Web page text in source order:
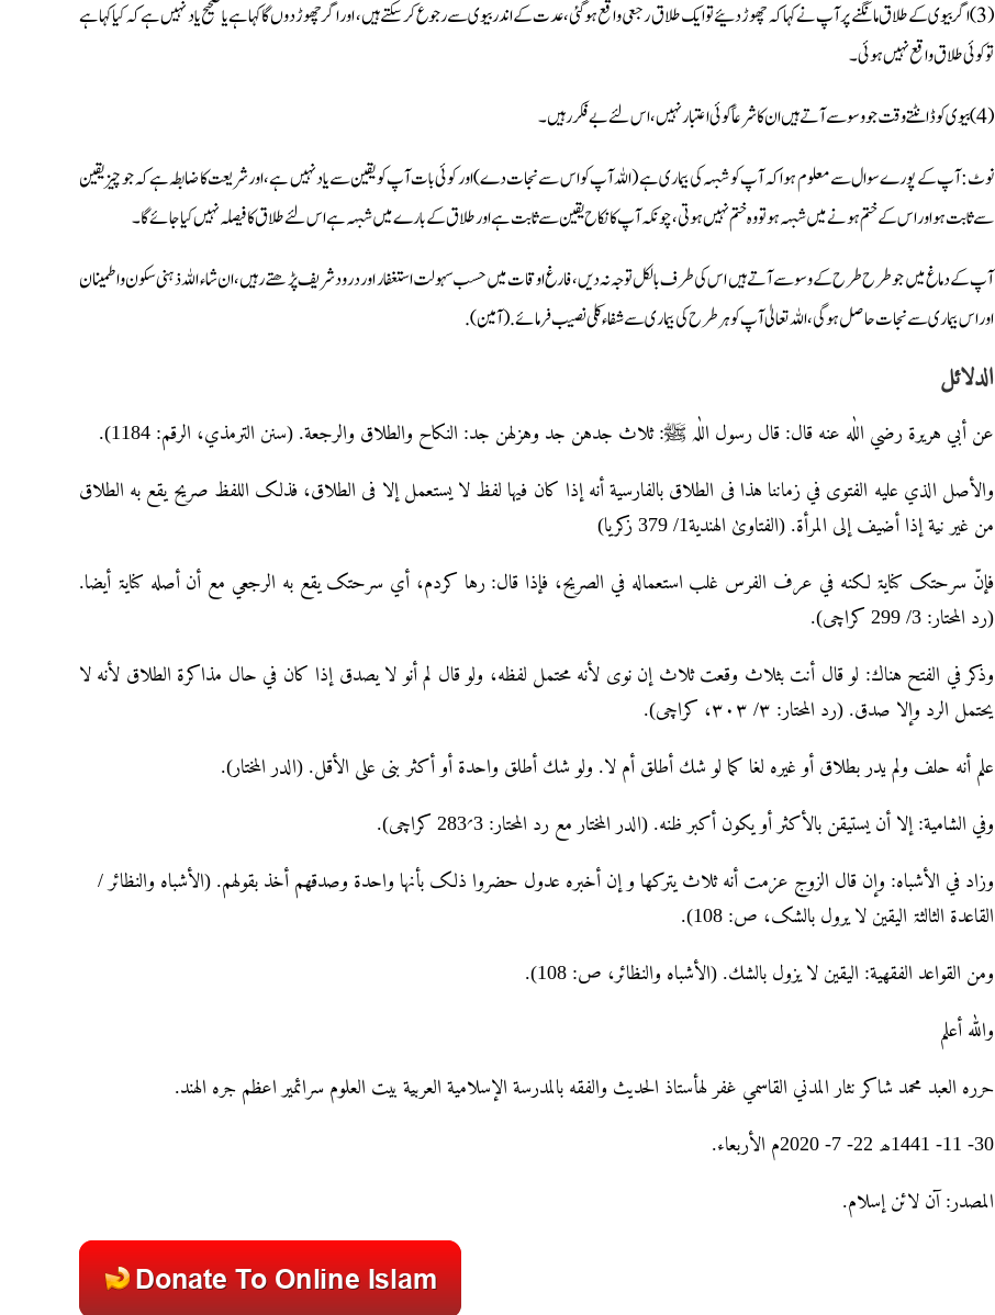
(3) اگر بیوی کے طلاق مانگنے پر آپ نے کہا کہ چھوڑ دئیے تو ایک طلاق رجعی واقع ہوگئی، عدت کے اندر بیوی سے رجوع کرسکتے ہیں، اور اگر چھوڑ دوں گا کہا ہے یا صحیح یاد نہیں ہے کہ کیا کہا ہے
تو کوئی طلاق واقع نہیں ہوئی۔
(4) بیوی کو ڈانٹتے وقت جو وسوسے آتے ہیں ان کا شرعاً کوئی اعتبار نہیں، اس لئے بے فکر رہیں۔
نوٹ: آپ کے پورے سوال سے معلوم ہوا کہ آپ کو شبہہ کی بیماری ہے (اللہ آپ کو اس سے نجات دے) اور کوئی بات آپ کو یقین سے یاد نہیں ہے، اور شریعت کا ضابطہ ہے کہ جو چیز یقین
سے ثابت ہو اور اس کے ختم ہونے میں شبہہ ہو تو وہ ختم نہیں ہوتی، چونکہ آپ کا نکاح یقین سے ثابت ہے اور طلاق کے بارے میں شبہہ ہے اس لئے طلاق کا فیصلہ نہیں کیا جائے گا۔
آپ کے دماغ میں جو طرح طرح کے وسوسے آتے ہیں اس کی طرف بالکل توجہ نہ دیں، فارغ اوقات میں حسب سہولت استغفار اور درود شریف پڑھتے رہیں، ان شاء اللہ ذہنی سکون واطمینان
اور اس بیماری سے نجات حاصل ہوگی، اللہ تعالیٰ آپ کو ہر طرح کی بیماری سے شفاء کلی نصیب فرمائے. (آمین).
الدلائل
عن أبي هریرۃ رضي اللٰه عنه قال: قال رسول اللٰہ ﷺ: ثلاث جدهن جد وهزلهن جد: النکاح والطلاق والرجعة. (سنن الترمذي، الرقم: 1184).
والأصل الذي علیه الفتوی في زماننا هذا فی الطلاق بالفارسیة أنه إذا کان فیها لفظ لا یستعمل إلا فی الطلاق، فذلک اللفظ صریح یقع به الطلاق
من غیر نیة إذا أضیف إلی المرأۃ. (الفتاویٰ الهندیة1/ 379 زکریا)
فإنّ سرحتک کنایۃ لکنه في عرف الفرس غلب استعماله في الصریح، فإذا قال: رہا کردم، أي سرحتک یقع به الرجعي مع أن أصله کنایۃ أیضا.
(رد المحتار: 3/ 299 کراچی).
وذكر في الفتح هناك: لو قال أنت بثلاث وقعت ثلاث إن نوى لأنه محتمل لفظه، ولو قال لم أنو لا يصدق إذا كان في حال مذاكرة الطلاق لأنه لا
يحتمل الرد وإلا صدق. (رد المحتار: ٣/ ٣٠٣، كراچی).
علم أنه حلف ولم يدر بطلاق أو غيره لغا كما لو شك أطلق أم لا. ولو شك أطلق واحدة أو أكثر بنى على الأقل. (الدر المختار).
وفي الشامیة: إلا أن یستیقن بالأکثر أو یکون أکبر ظنه. (الدر المختار مع رد المحتار: 3؍283 کراچی).
وزاد في الأشباہ: وإن قال الزوج عزمت أنه ثلاث یترکها و إن أخبرہ عدول حضروا ذلک بأنها واحدۃ وصدقهم أخذ بقولهم. (الأشباہ والنظائر /
القاعدۃ الثالثۃ الیقین لا یرول بالشک، ص: 108).
ومن القواعد الفقهية: اليقين لا يزول بالشك. (الأشباہ والنظائر، ص: 108).
والله أعلم
حرره العبد محمد شاکر نثار المدني القاسمي غفر لهأستاذ الحديث والفقه بالمدرسة الإسلامية العربية بيت العلوم سرائمير اعظم جره الهند.
30- 11- 1441ھ 22- 7- 2020م الأربعاء.
المصدر: آن لائن إسلام.